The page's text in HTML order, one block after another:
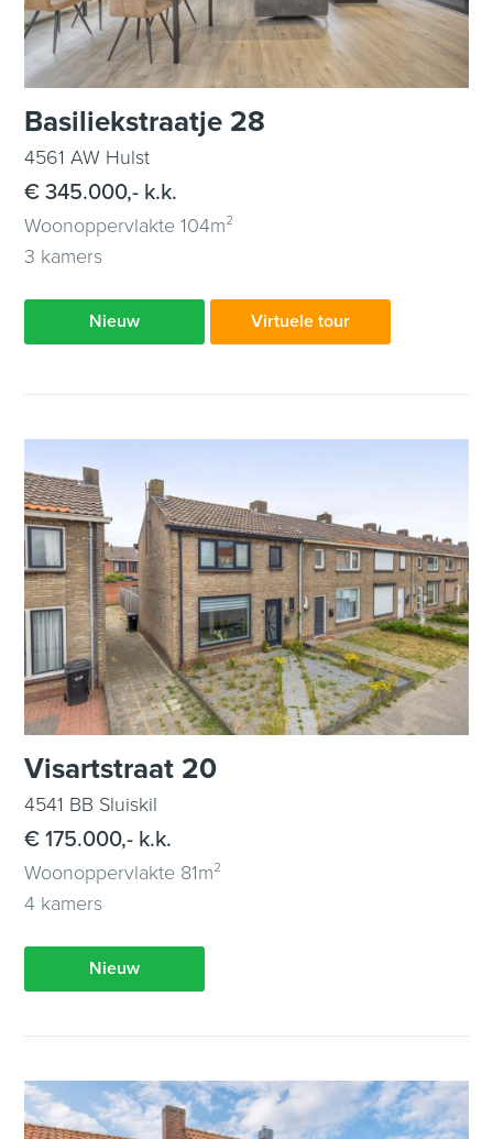
Basiliekstraatje 28
4561 AW Hulst
€ 345.000,- k.k.
Woonoppervlakte 104m²
3 kamers
Nieuw Virtuele tour
Visartstraat 20
4541 BB Sluiskil
€ 175.000,- k.k.
Woonoppervlakte 81m²
4 kamers
Nieuw